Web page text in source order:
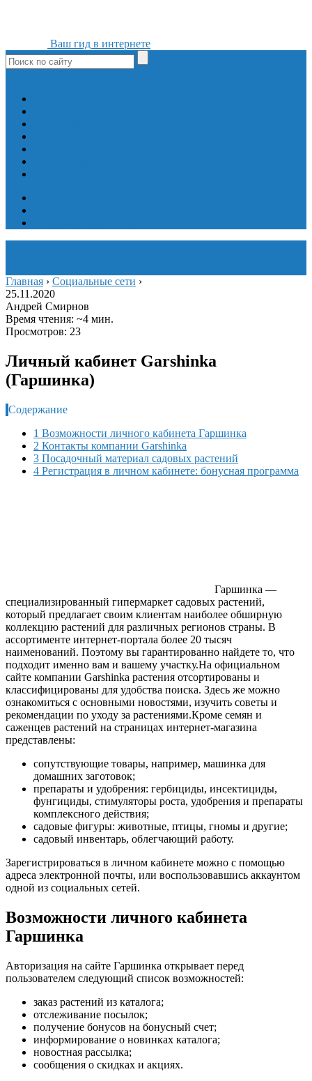
Ваш гид в интернете
Главная › Социальные сети ›
25.11.2020
Андрей Смирнов
Время чтения: ~4 мин.
Просмотров: 23
Личный кабинет Garshinka
(Гаршинка)
Содержание
1 Возможности личного кабинета Гаршинка
2 Контакты компании Garshinka
3 Посадочный материал садовых растений
4 Регистрация в личном кабинете: бонусная программа
Гаршинка —
специализированный гипермаркет садовых растений,
который предлагает своим клиентам наиболее обширную
коллекцию растений для различных регионов страны. В
ассортименте интернет-портала более 20 тысяч
наименований. Поэтому вы гарантированно найдете то, что
подходит именно вам и вашему участку.На официальном
сайте компании Garshinka растения отсортированы и
классифицированы для удобства поиска. Здесь же можно
ознакомиться с основными новостями, изучить советы и
рекомендации по уходу за растениями.Кроме семян и
саженцев растений на страницах интернет-магазина
представлены:
сопутствующие товары, например, машинка для
домашних заготовок;
препараты и удобрения: гербициды, инсектициды,
фунгициды, стимуляторы роста, удобрения и препараты
комплексного действия;
садовые фигуры: животные, птицы, гномы и другие;
садовый инвентарь, облегчающий работу.
Зарегистрироваться в личном кабинете можно с помощью
адреса электронной почты, или воспользовавшись аккаунтом
одной из социальных сетей.
Возможности личного кабинета
Гаршинка
Авторизация на сайте Гаршинка открывает перед
пользователем следующий список возможностей:
заказ растений из каталога;
отслеживание посылок;
получение бонусов на бонусный счет;
информирование о новинках каталога;
новостная рассылка;
сообщения о скидках и акциях.